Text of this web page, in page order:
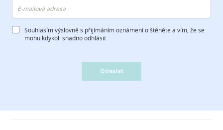
Souhlasím výslovně s přijímáním oznámení o štěněte a vím, že se
mohu kdykoli snadno odhlásit
Odeslat